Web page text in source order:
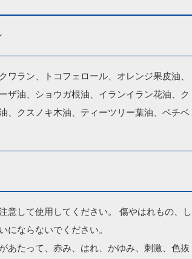
ワラン、トコフェロール、オレンジ果皮油、
ザ油、ショウガ根油、イランイラン花油、ク
、クスノキ木油、ティーツリー葉油、ベチベ
意して使用してください。 傷やはれもの、し
にならないでください。
あたって、赤み、はれ、かゆみ、刺激、色抜